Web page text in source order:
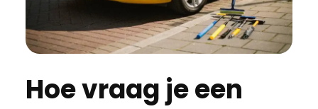
Hoe vraag je een